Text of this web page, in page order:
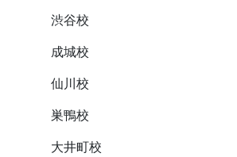
渋谷校
成城校
仙川校
巣鴨校
大井町校